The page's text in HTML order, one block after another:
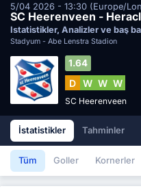
5/04 2026 - 13:30 (Europe/
SC Heerenveen -
İstatistikler, Analizler ve baş
Stadyum - Abe Lenstra Stadion
1.64
D W W W
SC Heerenveen
İstatistikler Tahminler
Tüm Goller Kornerler